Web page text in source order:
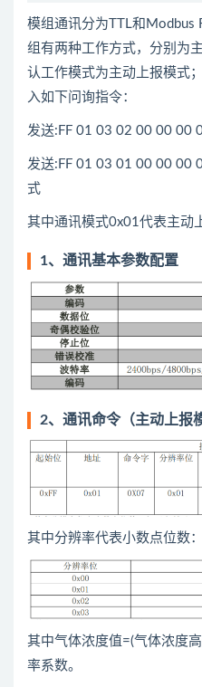
模组通讯分为TTL和Modbus
组有两种工作方式，分别为
认工作模式为主动上报模式
入如下问询指令：
发送:FF 01 03 02 00 00 00
发送:FF 01 03 01 00 00 00
式
其中通讯模式0x01代表主动
1、通讯基本参数配置
2、通讯命令（主动上报
其中分辨率代表小数点位数
其中气体浓度值=(气体浓度
率系数。